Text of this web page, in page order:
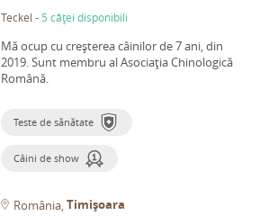
Teckel - 5 căței disponibili
Mă ocup cu creșterea câinilor de 7 ani, din
2019.Sunt membru al Asociaţia Chinologică
Română.
Teste de sănătate
Câini de show
România Timișoara